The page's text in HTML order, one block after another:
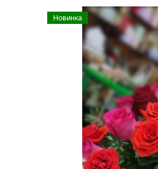
Новинка